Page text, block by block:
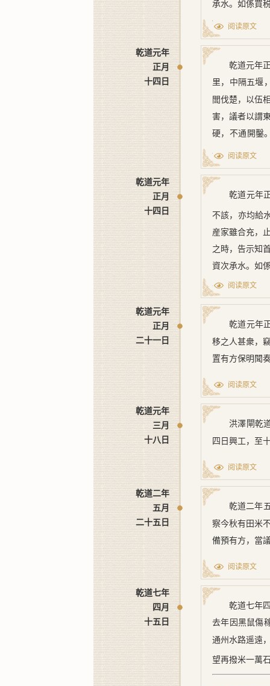
承水。如係買
州縣約束者，
舊堨不容修築
被水衝陷隔岸
[1] ﹝一﹞被
阅读原文
乾道元年
正月
十四日
乾道元年
里，中隔五堰
閭伐楚，以伍
害，議者以謂
硬，不通開鑿
工，偶靖康
之，既入太湖
司相度利害，
失利，故立
塘，若此河可
患。』詔令汪
言：『若開五
阅读原文
乾道元年
正月
十四日
乾道元年
不該，亦均給
産家雖合充，
之時，告示知
資次承水。如
束者，取旨。
容修築，衆定
陷隔岸，漲出
阻舟船，或擅
得創改。有合
[1] ﹝四﹞簿
[2] ﹝五﹞拆
阅读原文
乾道元年
正月
二十一日
乾道元年
移之人甚衆，
置有方保明聞
阅读原文
乾道元年
三月
十八日
洪澤閘乾
四日興工，至
阅读原文
乾道二年
五月
二十五日
乾道二年
察今秋有田米
備預有方，當
阅读原文
乾道七年
四月
十五日
乾道七年
去年因黑鼠傷
通州水路遥遠
望再撥米一萬